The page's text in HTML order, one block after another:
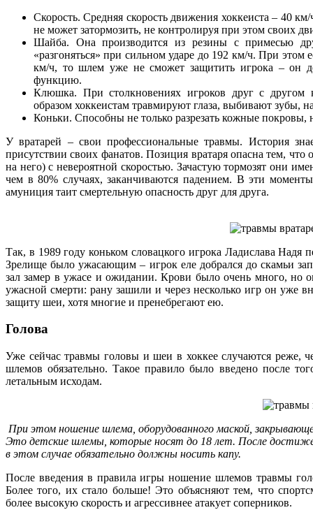
Скорость. Средняя скорость движения хоккеиста – 40
не может затормозить, не контролируя при этом своих
Шайба. Она производится из резины с примесью
«разгоняться» при сильном ударе до 192 км/ч. При этом
км/ч, то шлем уже не сможет защитить игрока – он
функцию.
Клюшка. При столкновениях игроков друг с
образом хоккеистам травмируют глаза, выбивают зубы,
Коньки. Способны не только разрезать кожные
У вратарей – свои профессиональные травмы. История
присутствии своих фанатов. Позиция вратаря опасна тем,
на него) с невероятной скоростью. Зачастую тормозят они
чем в 80% случаях, заканчиваются падением. В эти
амуниция таит смертельную опасность друг для друга.
Так, в 1989 году коньком словацкого игрока Ладислава
Зрелище было ужасающим – игрок еле добрался до скамьи
зал замер в ужасе и ожидании. Крови было очень много, но
ужасной смерти: рану зашили и через несколько игр он уже
защиту шеи, хотя многие и пренебрегают ею.
Голова
Уже сейчас травмы головы и шеи в хоккее случаются реже,
шлемов обязательно. Такое правило было введено после
летальным исходам.
При этом ношение шлема, оборудованного маской,
Это детские шлемы, которые носят до 18 лет. После
в этом случае обязательно должны носить капу.
После введения в правила игры ношение шлемов травмы
Более того, их стало больше! Это объясняют тем, что
более высокую скорость и агрессивнее атакует соперников.